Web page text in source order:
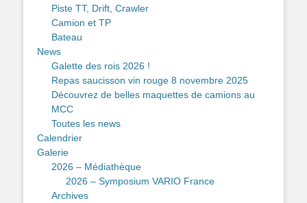
Piste TT, Drift, Crawler
Camion et TP
Bateau
News
Galette des rois 2026 !
Repas saucisson vin rouge 8 novembre 2025
Découvrez de belles maquettes de camions au
MCC
Toutes les news
Calendrier
Galerie
2026 – Médiathèque
2026 – Symposium VARIO France
Archives